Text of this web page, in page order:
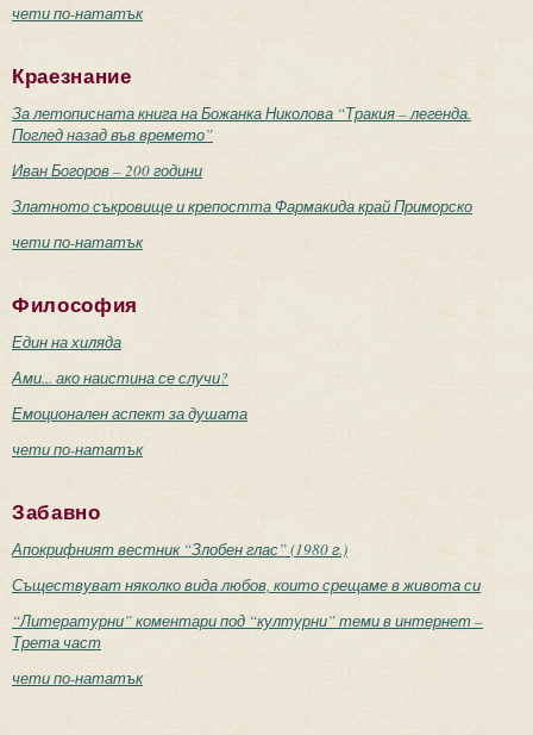
чети по-нататък
Краезнание
За летописната книга на Божанка Николова “Тракия – легенда.
Поглед назад във времето”
Иван Богоров – 200 години
Златното съкровище и крепостта Фармакида край Приморско
чети по-нататък
Философия
Един на хиляда
Ами... ако наистина се случи?
Емоционален аспект за душата
чети по-нататък
Забавно
Апокрифният вестник “Злобен глас” (1980 г.)
Съществуват няколко вида любов, които срещаме в живота си
“Литературни” коментари под “културни” теми в интернет –
Трета част
чети по-нататък